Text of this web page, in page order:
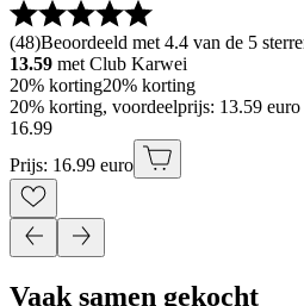
(48)Beoordeeld met 4.4 van de 5
13.59 met Club Karwei
20% korting20% korting
20% korting, voordeelprijs: 13.59
16.99
Prijs: 16.99 euro
Vaak samen gekocht